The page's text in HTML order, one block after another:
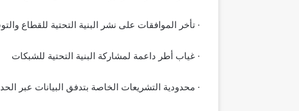
· تأخر الموافقات على نشر البنية التحتية للقطاع
· غياب أطر داعمة لمشاركة البنية التحتية للشبكات
· محدودية التشريعات الخاصة بتدفق البيانات عبر